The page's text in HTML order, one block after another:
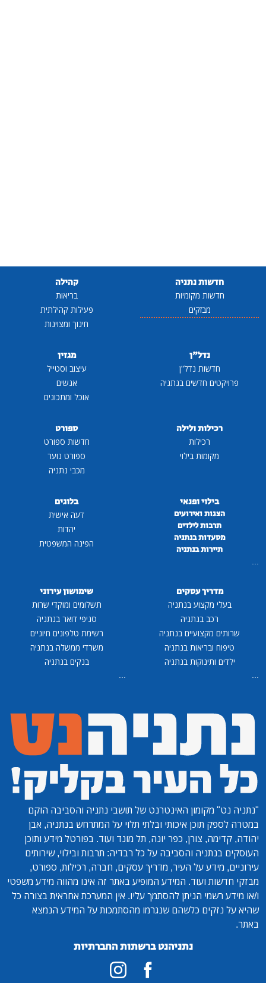
חדשות נתניה
חדשות מקומיות
מבזקים
קהילה
בריאות
פעילות קהילתית
חינוך ומצוינות
נדל"ן
חדשות נדל"ן
פרויקטים חדשים בנתניה
מגזין
עיצוב וסטייל
אנשים
אוכל ומתכונים
רכילות ולילה
רכילות
מקומות בילוי
ספורט
חדשות ספורט
ספורט נוער
מכבי נתניה
בילוי ופנאי
הצגות ואירועים
תרבות לילדים
מסעדות בנתניה
תיירות בנתניה
...
בלוגים
דעה אישית
יהדות
הפינה המשפטית
מדריך עסקים
בעלי מקצוע בנתניה
רכב בנתניה
שרותים מקצועיים בנתניה
טיפוח ובריאות בנתניה
ילדים ותינוקות בנתניה
...
שימושון עירוני
תשלומים ומוקדי שרות
סניפי דואר בנתניה
רשימת טלפונים חיוניים
משרדי ממשלה בנתניה
בנקים בנתניה
...
"נתניה נט" מקומון האינטרנט של תושבי נתניה והסביבה הוקם
במטרה לספק תוכן איכותי ובלתי תלוי על המתרחש בנתניה, אבן
יהודה, קדימה, צורן, כפר יונה, תל מונד ועוד. בפורטל מידע ותוכן
העוסקים בנתניה והסביבה על כל רבדיה: תרבות ובילוי, שירותים
עירוניים, מידע על העיר, מדריך עסקים, חברה, רכילות, ספורט,
מבזקי חדשות ועוד. המידע המופיע באתר זה אינו מהווה מידע משפטי
ו/או מידע רשמי הניתן להסתמך עליו. אין המערכת אחראית בצורה כל
שהיא על נזקים כלשהם שנגרמו מהסתמכות על המידע הנמצא
באתר.
נתניהנט ברשתות החברתיות